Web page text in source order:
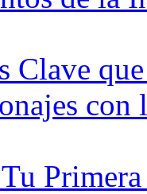
Clave
con